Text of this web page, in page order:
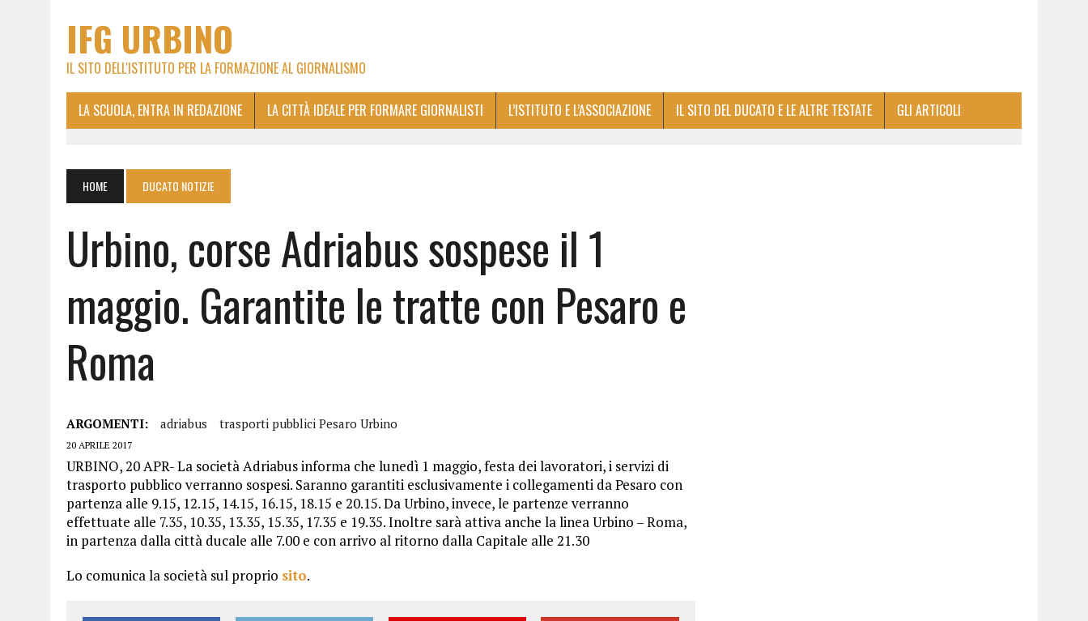
IFG URBINO
IL SITO DELL'ISTITUTO PER LA FORMAZIONE AL GIORNALISMO
LA SCUOLA, ENTRA IN REDAZIONE LA CITTÀ IDEALE PER FORMARE GIORNALISTI L’ISTITUTO E L’ASSOCIAZIONE IL SITO DEL DUCATO E LE ALTRE TESTATE GLI ARTICOLI
HOME DUCATO NOTIZIE
Urbino, corse Adriabus sospese il 1
maggio. Garantite le tratte con Pesaro e
Roma
ARGOMENTI: adriabus trasporti pubblici Pesaro Urbino
20 APRILE 2017
URBINO, 20 APR- La società Adriabus informa che lunedì 1 maggio, festa dei lavoratori, i servizi di
trasporto pubblico verranno sospesi. Saranno garantiti esclusivamente i collegamenti da Pesaro con
partenza alle 9.15, 12.15, 14.15, 16.15, 18.15 e 20.15. Da Urbino, invece, le partenze verranno
effettuate alle 7.35, 10.35, 13.35, 15.35, 17.35 e 19.35. Inoltre sarà attiva anche la linea Urbino – Roma,
in partenza dalla città ducale alle 7.00 e con arrivo al ritorno dalla Capitale alle 21.30
Lo comunica la società sul proprio sito.